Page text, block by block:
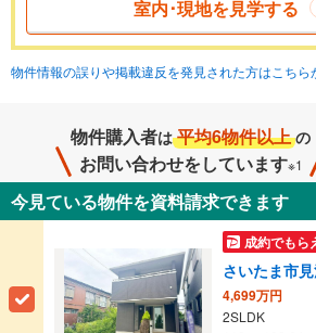
室内･現地を見学する
物件情報の誤りや掲載違反を発見された方はこちら
物件購入者は 平均6物件以上 の
お問い合わせをしています※1
今見ている物件を資料請求できます
成約でもら
さいたま市
4,699万円
2SLDK